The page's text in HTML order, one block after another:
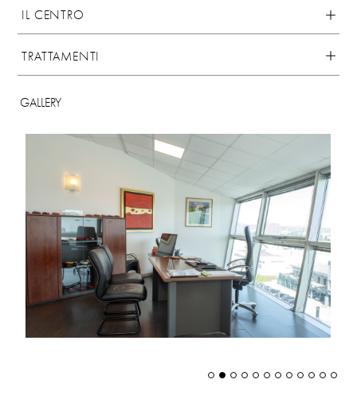
IL CENTRO
TRATTAMENTI
GALLERY